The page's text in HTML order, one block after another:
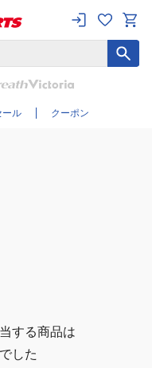
ール クーポン
む
する商品は
した